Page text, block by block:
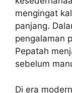
mengingat
panjang.
pengalaman
Pepatah
sebelum
Di era